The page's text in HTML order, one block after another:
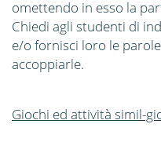
omettendo in esso la
Chiedi agli studenti di
e/o fornisci loro le
accoppiarle.
Giochi ed attività simil-